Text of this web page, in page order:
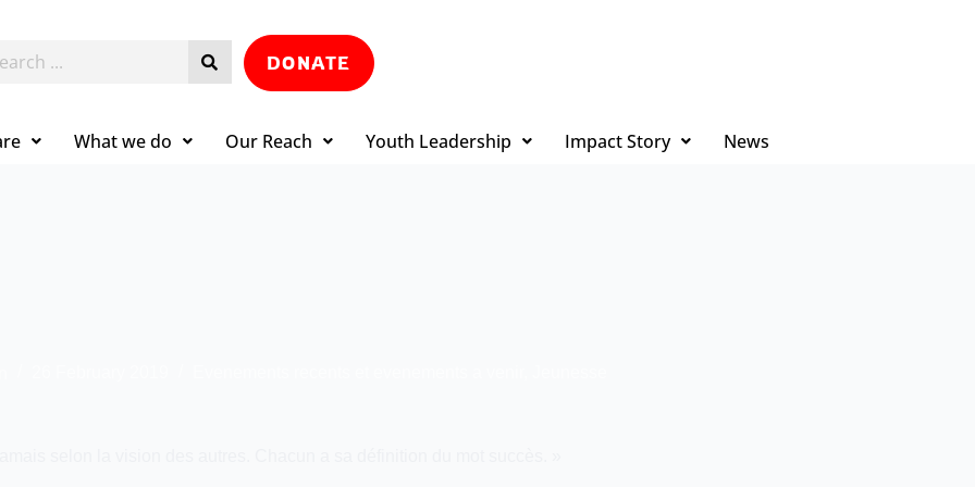
DONATE
What we do Our Reach Youth Leadership Impact Story News